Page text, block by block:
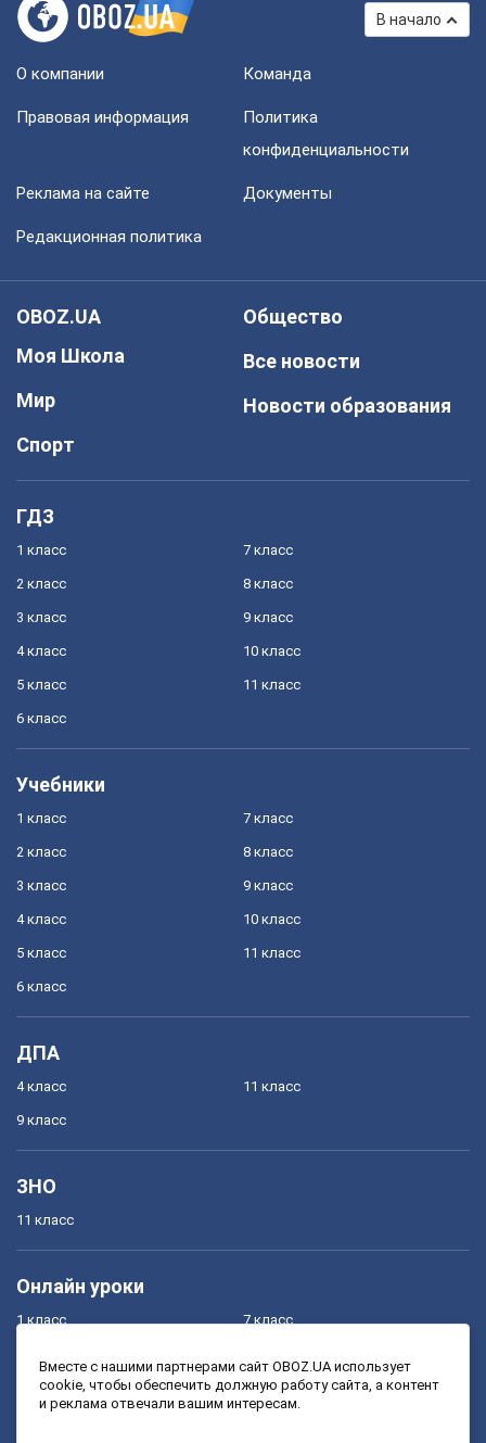
В начало
О компании Команда
Правовая информация
Политика
конфиденциальности
Реклама на сайте Документы
Редакционная политика
OBOZ.UA
Моя Школа
Мир
Спорт
Общество
Все новости
Новости образования
ГДЗ
1 класс
2 класс
3 класс
4 класс
5 класс
6 класс
7 класс
8 класс
9 класс
10 класс
11 класс
Учебники
1 класс
2 класс
3 класс
4 класс
5 класс
6 класс
7 класс
8 класс
9 класс
10 класс
11 класс
ДПА
4 класс
9 класс
11 класс
ЗНО
11 класс
Онлайн уроки
1 класс
3 класс
7 класс
9 класс
Вместе с нашими партнерами сайт OBOZ.UA использует
cookie, чтобы обеспечить должную работу сайта, а контент
и реклама отвечали вашим интересам.